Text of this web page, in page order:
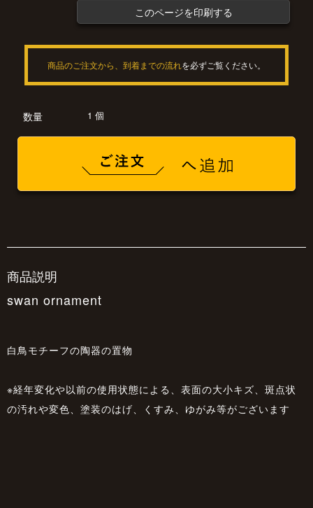
このページを印刷する
商品のご注文から、到着までの流れを必ずご覧ください。
数量 1 個
商品説明
swan ornament
白鳥モチーフの陶器の置物
※経年変化や以前の使用状態による、表面の大小キズ、斑点状
の汚れや変色、塗装のはげ、くすみ、ゆがみ等がございます